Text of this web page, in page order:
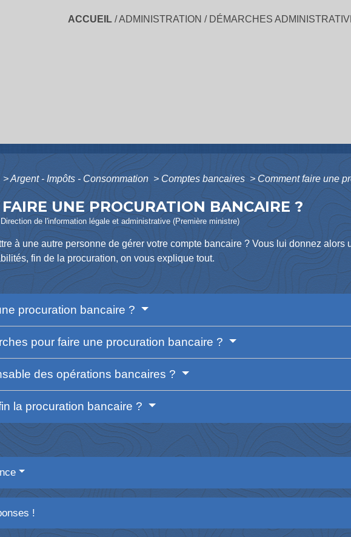
ACCUEIL/ADMINISTRATION / DÉMARCHES
>Argent - Impôts - Consommation > Comptes bancaires> Comment faire une
UNE PROCURATION BANCAIRE ?
de l'information légale et administrative (Première ministre)
à une autre personne de gérer votre compte bancaire ? Vous lui donnez
fin de la procuration, on vous explique tout.
procuration bancaire ?
pour faire une procuration bancaire ?
des opérations bancaires ?
la procuration bancaire ?
!